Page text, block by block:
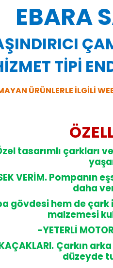
EBARA
TİPİ
ÜRÜNLERLE İLGİLİ
tasarımlı çarkları
VERİM.
daha
gövdesi hem de çark
malzemesi
-YETERLİ
Çarkın
düzeyde